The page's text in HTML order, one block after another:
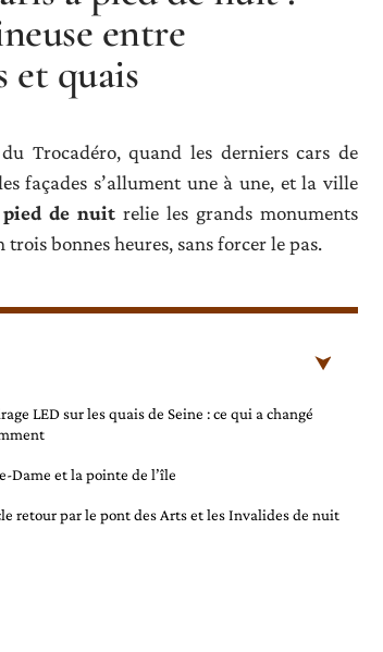
entre
et quais
Trocadéro, quand les derniers cars de
façades s’allument une à une, et la ville
de nuit relie les grands monuments
bonnes heures, sans forcer le pas.
LED sur les quais de Seine : ce qui a changé
Dame et la pointe de l’île
retour par le pont des Arts et les Invalides de nuit